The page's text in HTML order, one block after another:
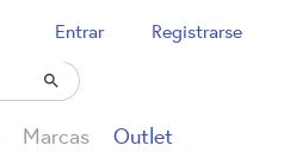
Entrar Registrarse

Marcas Outlet